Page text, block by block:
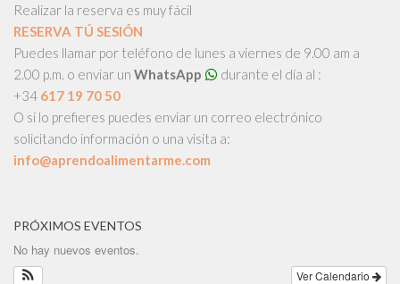
Realizar la reserva es muy fácil
RESERVA TÚ SESIÓN
Puedes llamar por teléfono de lunes a viernes de 9.00 am a
2.00 p.m. o enviar un WhatsApp
durante el día al :
+34 617 19 70 50
O si lo prefieres puedes enviar un correo electrónico
solicitando información o una visita a:
info@aprendoalimentarme.com
PRÓXIMOS EVENTOS
No hay nuevos eventos.
Ver Calendario